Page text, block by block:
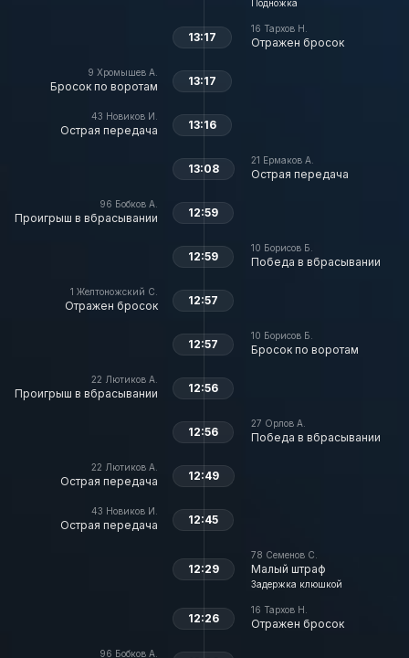
Подножка
16 Тархов Н.
Отражен бросок
13:17
9 Хромышев А.
Бросок по воротам 13:17
43 Новиков И.
Острая передача 13:16
21 Ермаков А.
Острая передача
13:08
96 Бобков А.
Проигрыш в вбрасывании 12:59
10 Борисов Б.
Победа в вбрасывании
12:59
1 Желтоножский С.
Отражен бросок 12:57
10 Борисов Б.
Бросок по воротам
12:57
22 Лютиков А.
Проигрыш в вбрасывании 12:56
27 Орлов А.
Победа в вбрасывании
12:56
22 Лютиков А.
Острая передача 12:49
43 Новиков И.
Острая передача 12:45
78 Семенов С.
Малый штраф
Задержка клюшкой
12:29
16 Тархов Н.
Отражен бросок
12:26
96 Бобков А.